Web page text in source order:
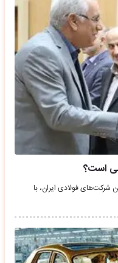
است؟
شرکت‌های فولادی ایران، با